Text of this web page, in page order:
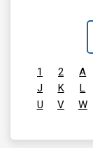
1 2 A
J
K L
U
V W